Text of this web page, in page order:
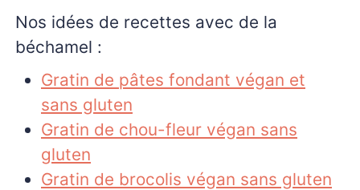
Nos idées de recettes avec de la
béchamel :
Gratin de pâtes fondant végan et
sans gluten
Gratin de chou-fleur végan sans
gluten
Gratin de brocolis végan sans gluten